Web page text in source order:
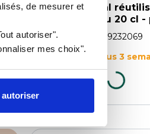
de mesurer et
autoriser".
mes choix".
autoriser
Verre végétal
Lilitouch bleu 20 cl -
Référence :
0109232069
Livraison sous 3